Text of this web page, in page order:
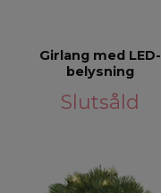
Girlang med LED-
belysning
Slutsåld